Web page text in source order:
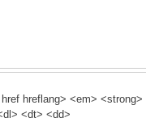
hreflang> <em>
<dt> <dd>